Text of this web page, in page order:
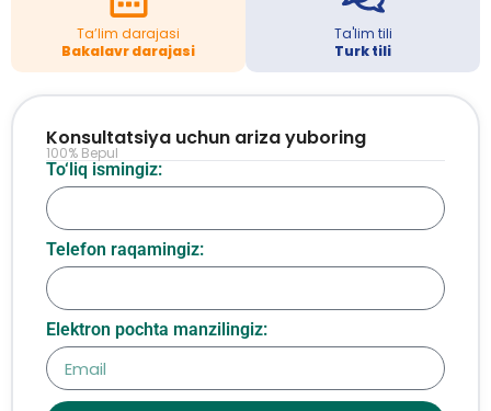
Ta’lim darajasi
Bakalavr darajasi
Ta'lim tili
Turk tili
To‘liq ismingiz:
Telefon raqamingiz:
Elektron pochta manzilingiz:
Konsultatsiya uchun ariza yuboring
100% Bepul